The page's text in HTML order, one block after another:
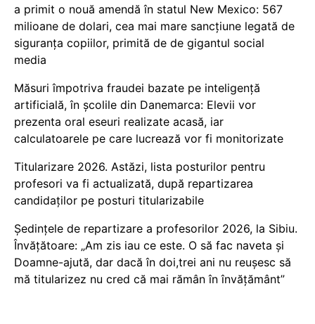
a primit o nouă amendă în statul New Mexico: 567
milioane de dolari, cea mai mare sancțiune legată de
siguranța copiilor, primită de de gigantul social
media
Măsuri împotriva fraudei bazate pe inteligență
artificială, în școlile din Danemarca: Elevii vor
prezenta oral eseuri realizate acasă, iar
calculatoarele pe care lucrează vor fi monitorizate
Titularizare 2026. Astăzi, lista posturilor pentru
profesori va fi actualizată, după repartizarea
candidaților pe posturi titularizabile
Ședințele de repartizare a profesorilor 2026, la Sibiu.
Învățătoare: „Am zis iau ce este. O să fac naveta și
Doamne-ajută, dar dacă în doi,trei ani nu reușesc să
mă titularizez nu cred că mai rămân în învățământ”